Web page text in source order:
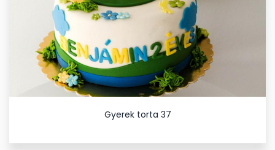
Gyerek torta 37